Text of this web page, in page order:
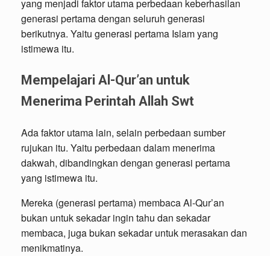
yang menjadi faktor utama perbedaan keberhasilan
generasi pertama dengan seluruh generasi
berikutnya. Yaitu generasi pertama Islam yang
istimewa itu.
Mempelajari Al-Qur’an untuk
Menerima Perintah Allah Swt
Ada faktor utama lain, selain perbedaan sumber
rujukan itu. Yaitu perbedaan dalam menerima
dakwah, dibandingkan dengan generasi pertama
yang istimewa itu.
Mereka (generasi pertama) membaca Al-Qur’an
bukan untuk sekadar ingin tahu dan sekadar
membaca, juga bukan sekadar untuk merasakan dan
menikmatinya.